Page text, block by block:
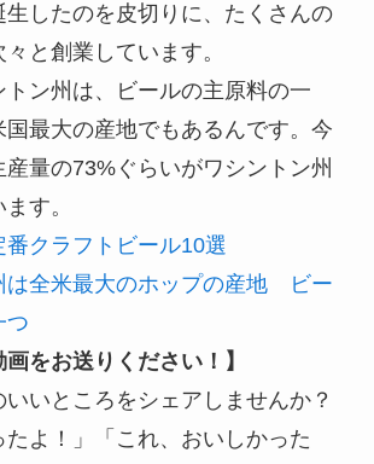
生したのを皮切りに、たくさんの
と創業しています。
トン州は、ビールの主原料の一
最大の産地でもあるんです。今
量の73%ぐらいがワシントン州
す。
番クラフトビール10選
は全米最大のホップの産地 ビー
つ
画をお送りください！】
いところをシェアしませんか？
たよ！」「これ、おいしかった